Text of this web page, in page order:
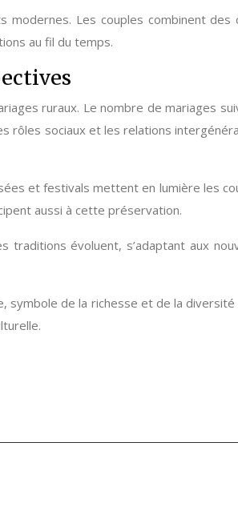
Les couples combinent
au fil du temps.
ruraux. Le nombre de mariages
sociaux et les relations
et festivals mettent en lumière les
aussi à cette préservation.
évoluent, s’adaptant aux
de la richesse et de la